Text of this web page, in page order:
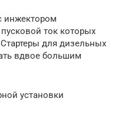
инжектором
ток которых
для дизельных
вдвое большим
установки